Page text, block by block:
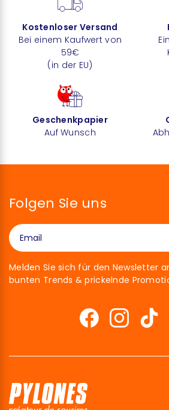
Kostenloser Versand
Bei einem Kaufwert von
59€
(in der EU)
Geschenkpapier
Auf Wunsch
Folgen Sie uns
Melden Sie sich für den Newsletter
bunten Trends & prickelnde